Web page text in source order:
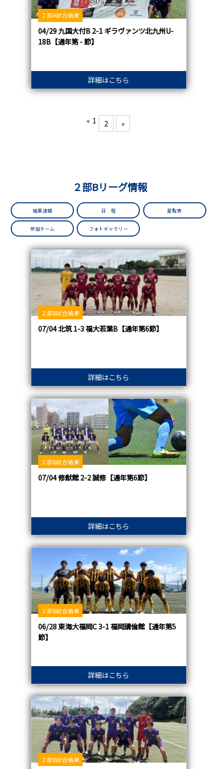
２部A試合結果
04/29 九国大付B 2-1 ギラヴァンツ北九州U-
18B【通年第 - 節】
詳細はこちら
« 1 2 »
２部Bリーグ情報
結果速報 日 程 星取表
参加チーム フォトギャラリー
２部B試合結果
07/04 北筑 1-3 福大若葉B【通年第6節】
詳細はこちら
２部B試合結果
07/04 修猷館 2-2 誠修【通年第6節】
詳細はこちら
２部B試合結果
06/28 東海大福岡C 3-1 福岡講倫館【通年第5
節】
詳細はこちら
２部B試合結果